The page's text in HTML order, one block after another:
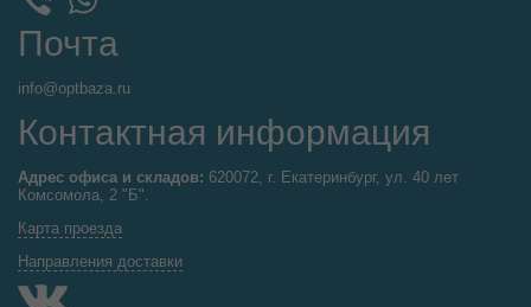
Почта
info@optbaza.ru
Контактная информация
Адрес офиса и складов: 620072, г. Екатеринбург, ул. 40 лет
Комсомола, 2 "Б".
Карта проезда
Направления доставки